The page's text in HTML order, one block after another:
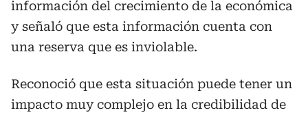
información del crecimiento de la económica
y señaló que esta información cuenta con
una reserva que es inviolable.
Reconoció que esta situación puede tener un
impacto muy complejo en la credibilidad de